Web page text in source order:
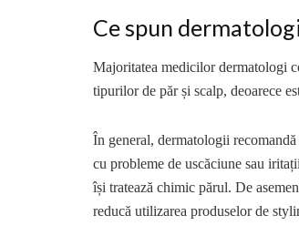
Ce spun
Majoritatea medicilor dermatologi
tipurilor de păr și scalp, deoarece
În general, dermatologii
cu probleme de uscăciune sau
își tratează chimic părul. De
reducă utilizarea produselor de